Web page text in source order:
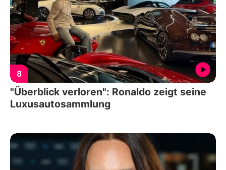
8
"Überblick verloren": Ronaldo zeigt seine
Luxusautosammlung